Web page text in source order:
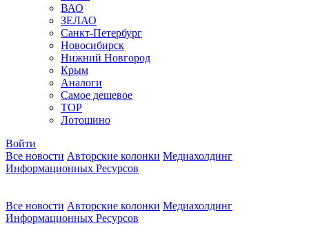
ВАО
ЗЕЛАО
Санкт-Петербург
Новосибирск
Нижний Новгород
Крым
Аналоги
Самое дешевое
TOP
Лотошино
Войти
Все новости Авторские колонки Медиахолдинг
Информационных Ресурсов
Все новости Авторские колонки Медиахолдинг
Информационных Ресурсов